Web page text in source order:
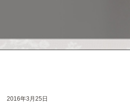
2016年3月25日